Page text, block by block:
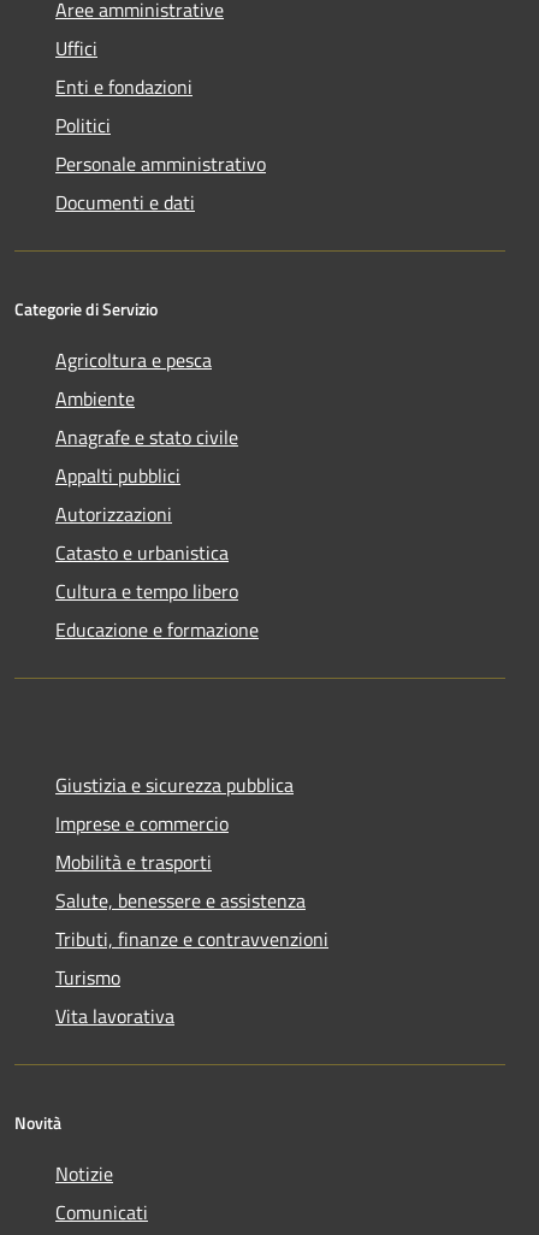
Aree amministrative
Uffici
Enti e fondazioni
Politici
Personale amministrativo
Documenti e dati
Categorie di Servizio
Agricoltura e pesca
Ambiente
Anagrafe e stato civile
Appalti pubblici
Autorizzazioni
Catasto e urbanistica
Cultura e tempo libero
Educazione e formazione
Giustizia e sicurezza pubblica
Imprese e commercio
Mobilità e trasporti
Salute, benessere e assistenza
Tributi, finanze e contravvenzioni
Turismo
Vita lavorativa
Novità
Notizie
Comunicati